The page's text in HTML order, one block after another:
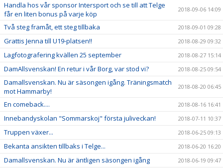
Handla hos vår sponsor Intersport och se till att Telge
får en liten bonus på varje köp
2018-09-06 14:09
Två steg framåt, ett steg tillbaka 2018-09-01 09:28
Grattis Jenna till U19-platsen!! 2018-08-29 09:32
Lagfotografering kvällen 25 september 2018-08-27 15:14
DamAllsvenskan! En retur i vår Borg, var stod vi? 2018-08-25 09:54
Damallsvenskan. Nu är säsongen igång. Träningsmatch
mot Hammarby!
2018-08-20 06:45
En comeback.... 2018-08-16 16:41
Innebandyskolan "Sommarskoj" första juliveckan! 2018-07-11 10:37
Truppen växer... 2018-06-25 09:13
Bekanta ansikten tillbaks i Telge... 2018-06-20 16:20
Damallsvenskan. Nu är äntligen säsongen igång 2018-06-19 09:47